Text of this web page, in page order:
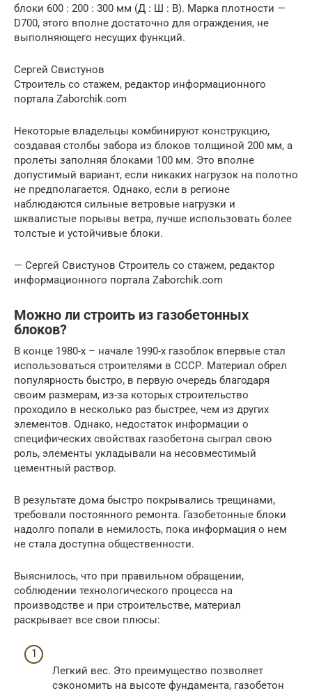
блоки 600 : 200 : 300 мм (Д : Ш : В). Марка плотности —
D700, этого вполне достаточно для ограждения, не
выполняющего несущих функций.
Сергей Свистунов
Строитель со стажем, редактор информационного
портала Zaborchik.com
Некоторые владельцы комбинируют конструкцию,
создавая столбы забора из блоков толщиной 200 мм, а
пролеты заполняя блоками 100 мм. Это вполне
допустимый вариант, если никаких нагрузок на полотно
не предполагается. Однако, если в регионе
наблюдаются сильные ветровые нагрузки и
шквалистые порывы ветра, лучше использовать более
толстые и устойчивые блоки.
— Сергей Свистунов Строитель со стажем, редактор
информационного портала Zaborchik.com
Можно ли строить из газобетонных
блоков?
В конце 1980-х – начале 1990-х газоблок впервые стал
использоваться строителями в СССР. Материал обрел
популярность быстро, в первую очередь благодаря
своим размерам, из-за которых строительство
проходило в несколько раз быстрее, чем из других
элементов. Однако, недостаток информации о
специфических свойствах газобетона сыграл свою
роль, элементы укладывали на несовместимый
цементный раствор.
В результате дома быстро покрывались трещинами,
требовали постоянного ремонта. Газобетонные блоки
надолго попали в немилость, пока информация о нем
не стала доступна общественности.
Выяснилось, что при правильном обращении,
соблюдении технологического процесса на
производстве и при строительстве, материал
раскрывает все свои плюсы:
Легкий вес. Это преимущество позволяет
сэкономить на высоте фундамента, газобетон